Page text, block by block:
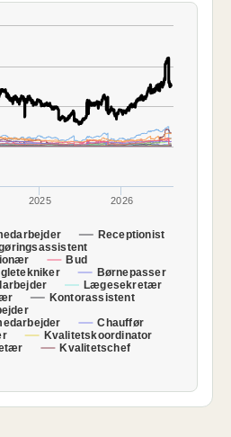
Receptionist
Bud
Børnepasser
Lægesekretær
Kontorassistent
Chauffør
Kvalitetskoordinator
Kvalitetschef
2025 2026